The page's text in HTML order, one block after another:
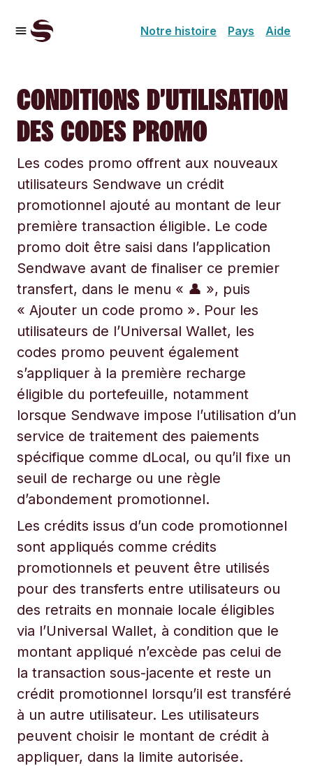
Notre histoire Pays Aide
CONDITIONS D’UTILISATION
DES CODES PROMO
Les codes promo offrent aux nouveaux
utilisateurs Sendwave un crédit
promotionnel ajouté au montant de leur
première transaction éligible. Le code
promo doit être saisi dans l’application
Sendwave avant de finaliser ce premier
transfert, dans le menu « 👤 », puis
« Ajouter un code promo ». Pour les
utilisateurs de l’Universal Wallet, les
codes promo peuvent également
s’appliquer à la première recharge
éligible du portefeuille, notamment
lorsque Sendwave impose l’utilisation d’un
service de traitement des paiements
spécifique comme dLocal, ou qu’il fixe un
seuil de recharge ou une règle
d’abondement promotionnel.
Les crédits issus d’un code promotionnel
sont appliqués comme crédits
promotionnels et peuvent être utilisés
pour des transferts entre utilisateurs ou
des retraits en monnaie locale éligibles
via l’Universal Wallet, à condition que le
montant appliqué n’excède pas celui de
la transaction sous-jacente et reste un
crédit promotionnel lorsqu’il est transféré
à un autre utilisateur. Les utilisateurs
peuvent choisir le montant de crédit à
appliquer, dans la limite autorisée.